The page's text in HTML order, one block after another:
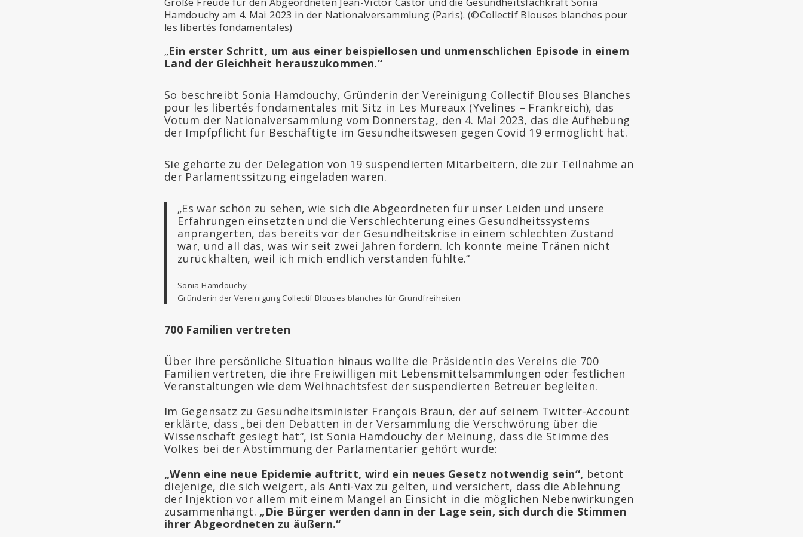
Hamdouchy am 4. Mai 2023 in der Nationalversammlung (Paris). (©Collectif Blouses blanches pour
les libertés fondamentales)
„Ein erster Schritt, um aus einer beispiellosen und unmenschlichen Episode in einem
Land der Gleichheit herauszukommen.“
So beschreibt Sonia Hamdouchy, Gründerin der Vereinigung Collectif Blouses Blanches
pour les libertés fondamentales mit Sitz in Les Mureaux (Yvelines – Frankreich), das
Votum der Nationalversammlung vom Donnerstag, den 4. Mai 2023, das die Aufhebung
der Impfpflicht für Beschäftigte im Gesundheitswesen gegen Covid 19 ermöglicht hat.
Sie gehörte zu der Delegation von 19 suspendierten Mitarbeitern, die zur Teilnahme an
der Parlamentssitzung eingeladen waren.
„Es war schön zu sehen, wie sich die Abgeordneten für unser Leiden und unsere
Erfahrungen einsetzten und die Verschlechterung eines Gesundheitssystems
anprangerten, das bereits vor der Gesundheitskrise in einem schlechten Zustand
war, und all das, was wir seit zwei Jahren fordern. Ich konnte meine Tränen nicht
zurückhalten, weil ich mich endlich verstanden fühlte.“
Sonia Hamdouchy
Gründerin der Vereinigung Collectif Blouses blanches für Grundfreiheiten
700 Familien vertreten
Über ihre persönliche Situation hinaus wollte die Präsidentin des Vereins die 700
Familien vertreten, die ihre Freiwilligen mit Lebensmittelsammlungen oder festlichen
Veranstaltungen wie dem Weihnachtsfest der suspendierten Betreuer begleiten.
Im Gegensatz zu Gesundheitsminister François Braun, der auf seinem Twitter-Account
erklärte, dass „bei den Debatten in der Versammlung die Verschwörung über die
Wissenschaft gesiegt hat“, ist Sonia Hamdouchy der Meinung, dass die Stimme des
Volkes bei der Abstimmung der Parlamentarier gehört wurde:
„Wenn eine neue Epidemie auftritt, wird ein neues Gesetz notwendig sein“, betont
diejenige, die sich weigert, als Anti-Vax zu gelten, und versichert, dass die Ablehnung
der Injektion vor allem mit einem Mangel an Einsicht in die möglichen Nebenwirkungen
zusammenhängt. „Die Bürger werden dann in der Lage sein, sich durch die Stimmen
ihrer Abgeordneten zu äußern.“